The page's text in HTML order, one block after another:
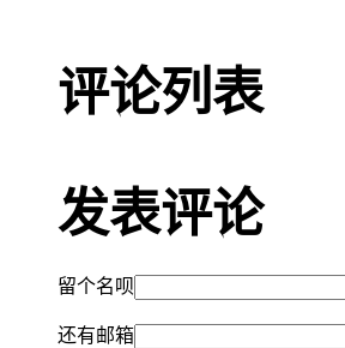
评论列表
发表评论
留个名呗
还有邮箱